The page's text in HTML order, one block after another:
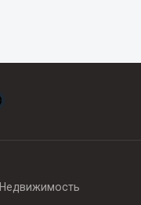
Недвижимость